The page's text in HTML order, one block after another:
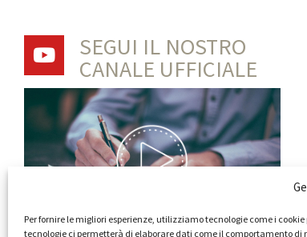
Per fornire le migliori esperienze, utilizziamo tecnologie come i
tecnologie ci permetterà di elaborare dati come il comportamento di
SEGUI IL NOSTRO
CANALE UFFICIALE